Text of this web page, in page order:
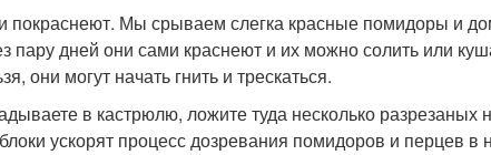
покраснеют. Мы срываем слегка красные помидоры и
пару дней они сами краснеют и их можно солить или
они могут начать гнить и трескаться.
в кастрюлю, ложите туда несколько разрезаных
ускорят процесс дозревания помидоров и перцев в